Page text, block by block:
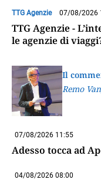
TTG Agenzie 07/08/2026
TTG Agenzie -
le agenzie di
Il
Remo
07/08/2026 11:55
Adesso tocca ad
04/08/2026 08:00